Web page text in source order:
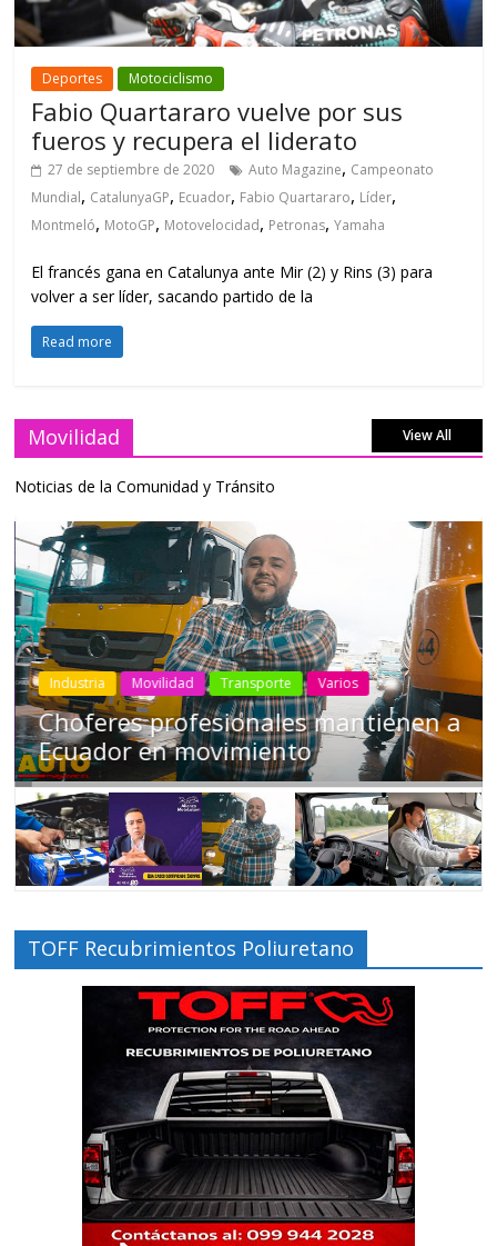
Deportes Motociclismo
Fabio Quartararo vuelve por sus
fueros y recupera el liderato
27 de septiembre de 2020 Auto Magazine, Campeonato
Mundial, CatalunyaGP, Ecuador, Fabio Quartararo, Líder,
Montmeló, MotoGP, Motovelocidad, Petronas,Yamaha
El francés gana en Catalunya ante Mir (2) y Rins (3) para
volver a ser líder, sacando partido de la
Read more
Movilidad View All
Noticias de la Comunidad y Tránsito
Industria Movilidad Transporte Varios
Choferes profesionales mantienen a
Ecuador en movimiento
TOFF Recubrimientos Poliuretano